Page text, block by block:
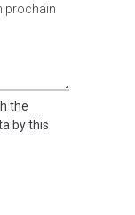
prochain
the
by this